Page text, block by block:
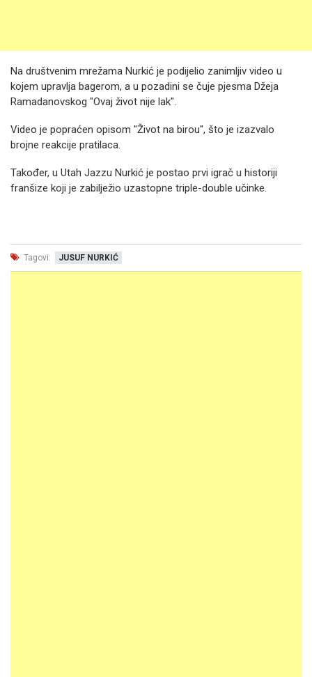
Na društvenim mrežama Nurkić je podijelio zanimljiv video u
kojem upravlja bagerom, a u pozadini se čuje pjesma Džeja
Ramadanovskog "Ovaj život nije lak".
Video je popraćen opisom "Život na birou", što je izazvalo
brojne reakcije pratilaca.
Također, u Utah Jazzu Nurkić je postao prvi igrač u historiji
franšize koji je zabilježio uzastopne triple-double učinke.
Tagovi: JUSUF NURKIĆ